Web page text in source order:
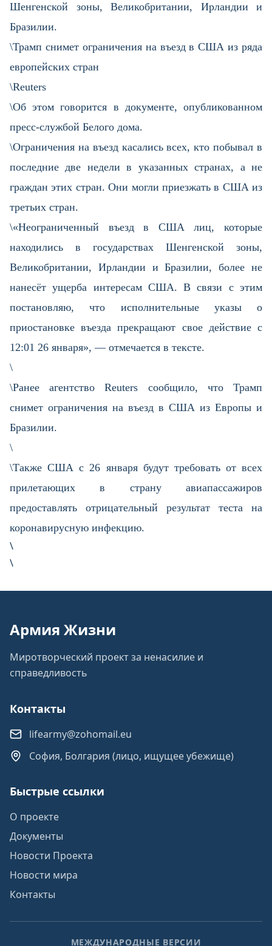
Шенгенской зоны, Великобритании, Ирландии и
Бразилии.
\Трамп снимет ограничения на въезд в США из ряда
европейских стран
\Reuters
\Об этом говорится в документе, опубликованном
пресс-службой Белого дома.
\Ограничения на въезд касались всех, кто побывал в
последние две недели в указанных странах, а не
граждан этих стран. Они могли приезжать в США из
третьих стран.
\«Неограниченный въезд в США лиц, которые
находились в государствах Шенгенской зоны,
Великобритании, Ирландии и Бразилии, более не
нанесёт ущерба интересам США. В связи с этим
постановляю, что исполнительные указы о
приостановке въезда прекращают свое действие с
12:01 26 января», — отмечается в тексте.
\
\Ранее агентство Reuters сообщило, что Трамп
снимет ограничения на въезд в США из Европы и
Бразилии.
\
\Также США с 26 января будут требовать от всех
прилетающих в страну авиапассажиров
предоставлять отрицательный результат теста на
коронавирусную инфекцию.
\
\
Армия Жизни
Миротворческий проект за ненасилие и
справедливость
Контакты
lifearmy@zohomail.eu
София, Болгария (лицо, ищущее убежище)
Быстрые ссылки
О проекте
Документы
Новости Проекта
Новости мира
Контакты
МЕЖДУНАРОДНЫЕ ВЕРСИИ